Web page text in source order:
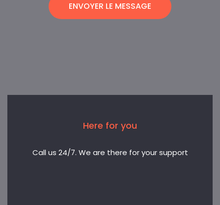
ENVOYER LE MESSAGE
Here for you
Call us 24/7. We are there for your support